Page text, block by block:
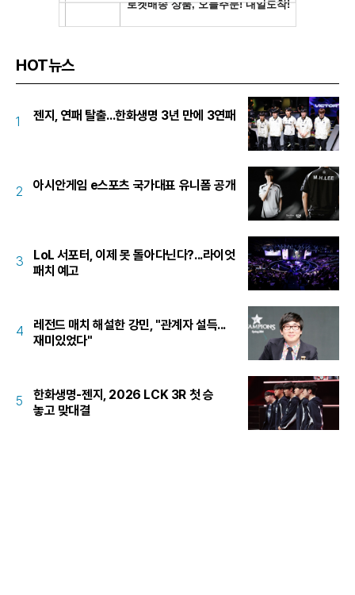
HOT뉴스
1 젠지, 연패 탈출...한화생명 3년 만에 3연패
2 아시안게임 e스포츠 국가대표 유니폼 공개
3
LoL 서포터, 이제 못 돌아다닌다?...라이엇
패치 예고
4
레전드 매치 해설한 강민, "관계자 설득...
재미있었다"
5
한화생명-젠지, 2026 LCK 3R 첫 승
놓고 맞대결